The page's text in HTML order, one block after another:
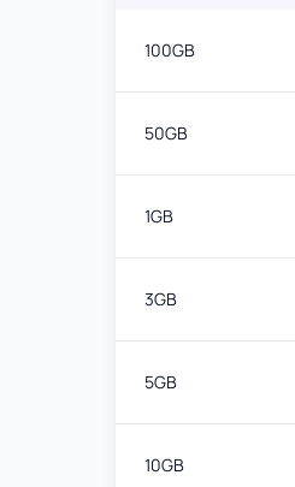
100GB
50GB
1GB
3GB
5GB
10GB